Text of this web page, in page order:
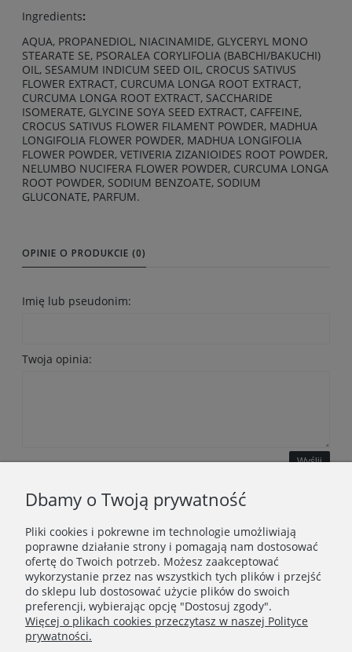
Ingredients:
AQUA, PROPANEDIOL, NIACINAMIDE, GLYCERYL MONO
STEARATE SE, PSORALEA CORYLIFOLIA (BABCHI/BAKUCHI)
OIL, SESAMUM INDICUM SEED OIL, CROCUS SATIVUS
FLOWER EXTRACT, CURCUMA LONGA ROOT EXTRACT,
CURCUMA LONGA ROOT EXTRACT, SACCHARIDE
ISOMERATE, GLYCINE SOYA SEED EXTRACT, CAFFEINE,
CROCUS SATIVUS FLOWER FILAMENT POWDER, MADHUA
LONGIFOLIA FLOWER POWDER, MADHUA LONGIFOLIA
FLOWER POWDER, VETIVERIA ZIZANIOIDES ROOT POWDER,
NELUMBO NUCIFERA FLOWER POWDER, CURCUMA LONGA
ROOT POWDER, SODIUM BENZOATE, SODIUM
GLUCONATE, PARFUM.
OPINIE O PRODUKCIE (0)
Imię lub pseudonim:
Twoja opinia:
Wyślij
WAŻNE INFORMACJE
POLECANE STRONY
Dbamy o Twoją prywatność
Pliki cookies i pokrewne im technologie umożliwiają
poprawne działanie strony i pomagają nam dostosować
ofertę do Twoich potrzeb. Możesz zaakceptować
wykorzystanie przez nas wszystkich tych plików i przejść
do sklepu lub dostosować użycie plików do swoich
preferencji, wybierając opcję "Dostosuj zgody".
Więcej o plikach cookies przeczytasz w naszej Polityce
prywatności.